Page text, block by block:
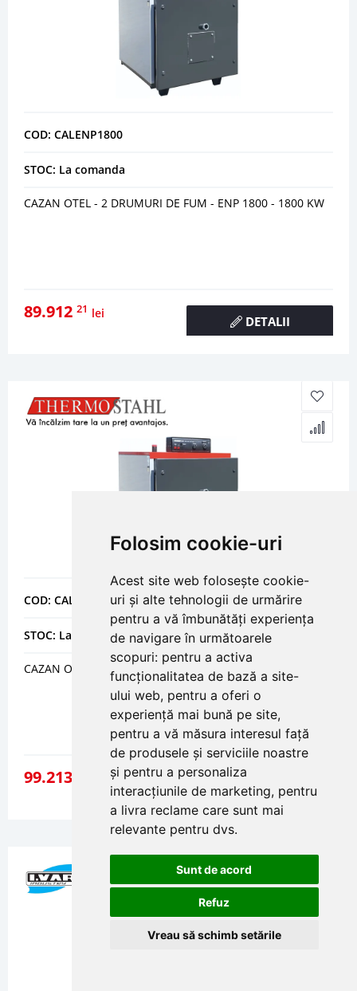
Folosim cookie-uri
Acest site web folosește cookie-
uri și alte tehnologii de urmărire
pentru a vă îmbunătăți experiența
de navigare în următoarele
scopuri: pentru a activa
funcționalitatea de bază a site-
ului web, pentru a oferi o
experiență mai bună pe site,
pentru a vă măsura interesul față
de produsele și serviciile noastre
și pentru a personaliza
interacțiunile de marketing, pentru
a livra reclame care sunt mai
relevante pentru dvs.
Sunt de acord
Refuz
Vreau să schimb setările
COD: CALENP1800
STOC: La comanda
CAZAN OTEL - 2 DRUMURI DE FUM - ENP 1800 - 1800 KW
89.912 21 lei
DETALII
COD: CALENP2000
STOC: La comanda
CAZAN OTEL - 2 DRUMURI DE FUM - ENP 2000 - 2000 KW
99.213 DETALII